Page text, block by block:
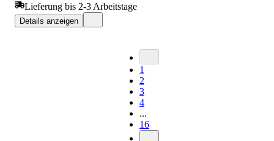
Lieferung bis 2-3 Arbeitstage
Details anzeigen
1
2
3
4
...
16